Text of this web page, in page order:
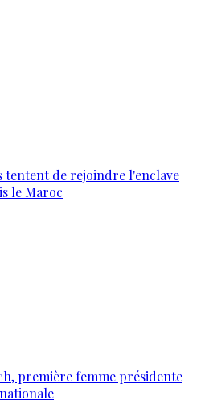
tentent de rejoindre l'enclave
le Maroc
première femme présidente